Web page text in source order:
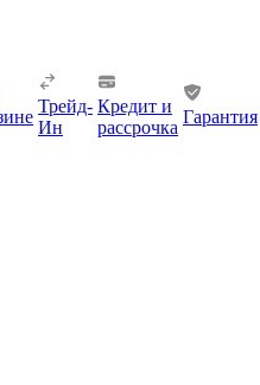
Трейд-
Ин
Кредит и
рассрочка
Гарантия